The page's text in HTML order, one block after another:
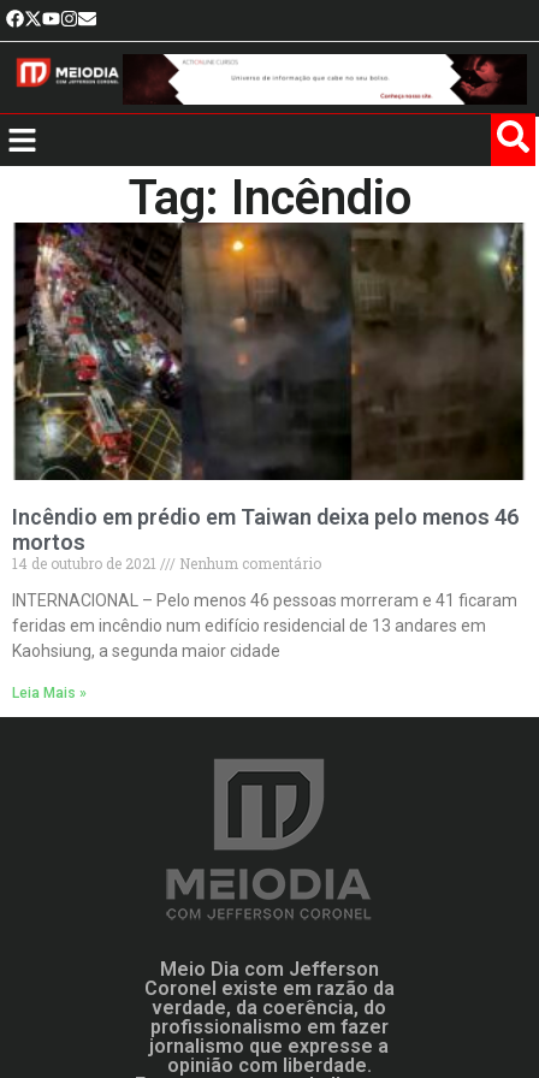
Tag: Incêndio
Incêndio em prédio em Taiwan deixa pelo menos 46
mortos
14 de outubro de 2021
Nenhum comentário
INTERNACIONAL – Pelo menos 46 pessoas morreram e 41 ficaram
feridas em incêndio num edifício residencial de 13 andares em
Kaohsiung, a segunda maior cidade
Leia Mais »
Meio Dia com Jefferson
Coronel existe em razão da
verdade, da coerência, do
profissionalismo em fazer
jornalismo que expresse a
opinião com liberdade.